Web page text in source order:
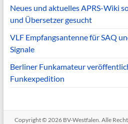
Neues und aktuelles APRS-Wiki
und Übersetzer gesucht
VLF Empfangsantenne für SAQ
Signale
Berliner Funkamateur
Funkexpedition
Copyright © 2026 BV-Westfalen . Alle